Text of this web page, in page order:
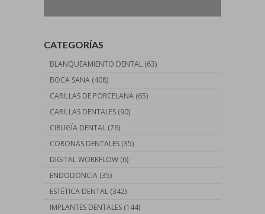
CATEGORÍAS
BLANQUEAMIENTO DENTAL (63)
BOCA SANA (408)
CARILLAS DE PORCELANA (65)
CARILLAS DENTALES (90)
CIRUGÍA DENTAL (76)
CORONAS DENTALES (35)
DIGITAL WORKFLOW (6)
ENDODONCIA (35)
ESTÉTICA DENTAL (342)
IMPLANTES DENTALES (144)